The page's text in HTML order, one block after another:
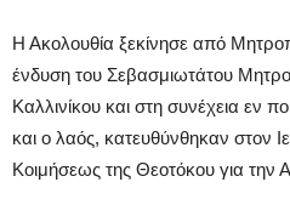
Η Ακολουθία ξεκίνησε από
ένδυση του Σεβασμιωτάτου
Καλλινίκου και στη συνέχεια εν
και ο λαός, κατευθύνθηκαν στον
Κοιμήσεως της Θεοτόκου για την